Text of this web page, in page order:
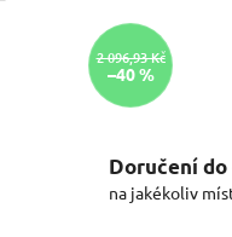
2 096,93 Kč
–40 %
Doručení
na jakékoliv